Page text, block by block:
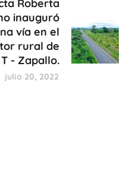
Roberta
inauguró
vía en el
rural de
- Zapallo.
julio 20, 2022